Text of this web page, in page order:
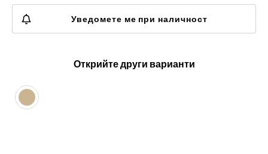
Уведомете ме при наличност
Открийте други варианти